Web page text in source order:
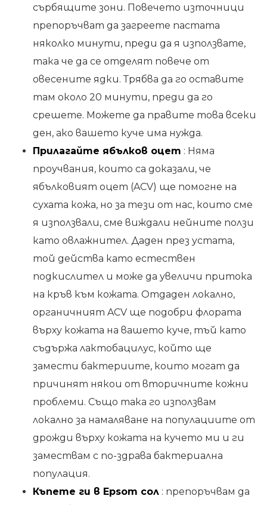
сърбящите зони. Повечето източници
препоръчват да загреете пастата
няколко минути, преди да я използвате,
така че да се отделят повече от
овесените ядки. Трябва да го оставите
там около 20 минути, преди да го
срешете. Можете да правите това всеки
ден, ако вашето куче има нужда.
Прилагайте ябълков оцет : Няма
проучвания, които са доказали, че
ябълковият оцет (ACV) ще помогне на
сухата кожа, но за тези от нас, които сме
я използвали, сме виждали нейните ползи
като овлажнител. Даден през устата,
той действа като естествен
подкислител и може да увеличи притока
на кръв към кожата. Отдаден локално,
органичният ACV ще подобри флората
върху кожата на вашето куче, тъй като
съдържа лактобацилус, който ще
замести бактериите, които могат да
причинят някои от вторичните кожни
проблеми. Също така го използвам
локално за намаляване на популациите от
дрожди върху кожата на кучето ми и ги
замествам с по-здрава бактериална
популация.
Къпете ги в Epsom сол : препоръчвам да